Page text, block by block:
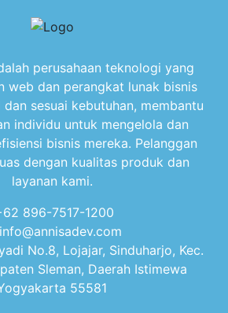
perusahaan teknologi yang
web dan perangkat lunak bisnis
sesuai kebutuhan, membantu
individu untuk mengelola dan
bisnis mereka. Pelanggan
dengan kualitas produk dan
layanan kami.
896-7517-1200
No.8, Lojajar, Sinduharjo, Kec.
Sleman, Daerah Istimewa
55581